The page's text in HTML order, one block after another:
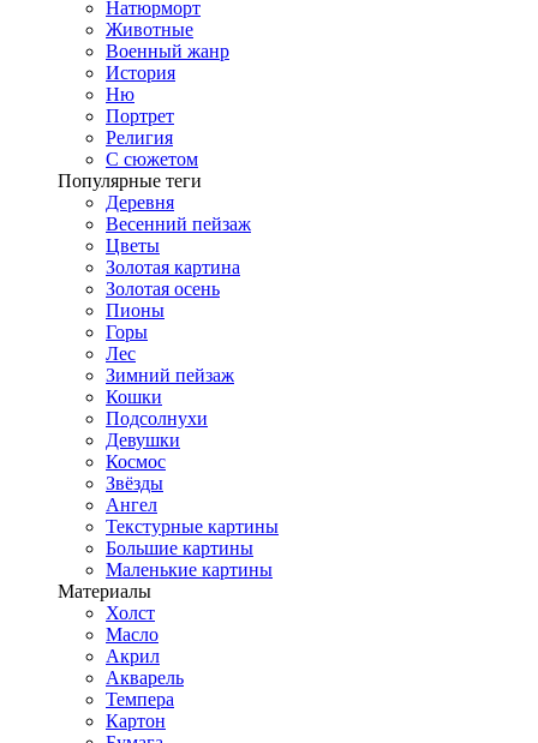
Натюрморт
Животные
Военный жанр
История
Ню
Портрет
Религия
С сюжетом
Популярные теги
Деревня
Весенний пейзаж
Цветы
Золотая картина
Золотая осень
Пионы
Горы
Лес
Зимний пейзаж
Кошки
Подсолнухи
Девушки
Космос
Звёзды
Ангел
Текстурные картины
Большие картины
Маленькие картины
Материалы
Холст
Масло
Акрил
Акварель
Темпера
Картон